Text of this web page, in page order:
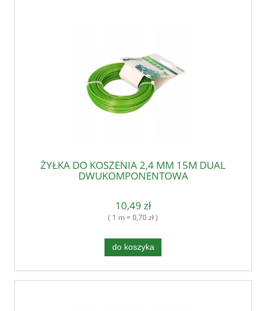
ŻYŁKA DO KOSZENIA 2,4 MM 15M DUAL
DWUKOMPONENTOWA
10,49 zł
( 1 m = 0,70 zł )
do koszyka